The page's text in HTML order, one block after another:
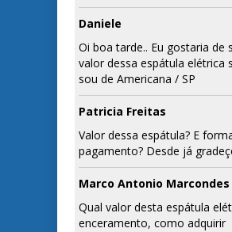
Daniele
Oi boa tarde.. Eu gostaria de
valor dessa espátula elétrica
sou de Americana / SP
Patricia Freitas
Valor dessa espátula? E
pagamento? Desde já
Marco Antonio Marcondes
Qual valor desta espátula
enceramento, como adquirir